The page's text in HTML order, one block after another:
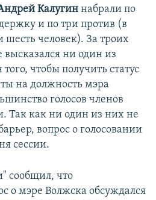
Калугин набрали по
и по три против (в
человек). За троих
высказался ни один из
чтобы получить статус
на должность мэра
голосов членов
Так как ни один из них не
вопрос о голосовании
сессии.
сообщил, что
о мэре Волжска обсуждался